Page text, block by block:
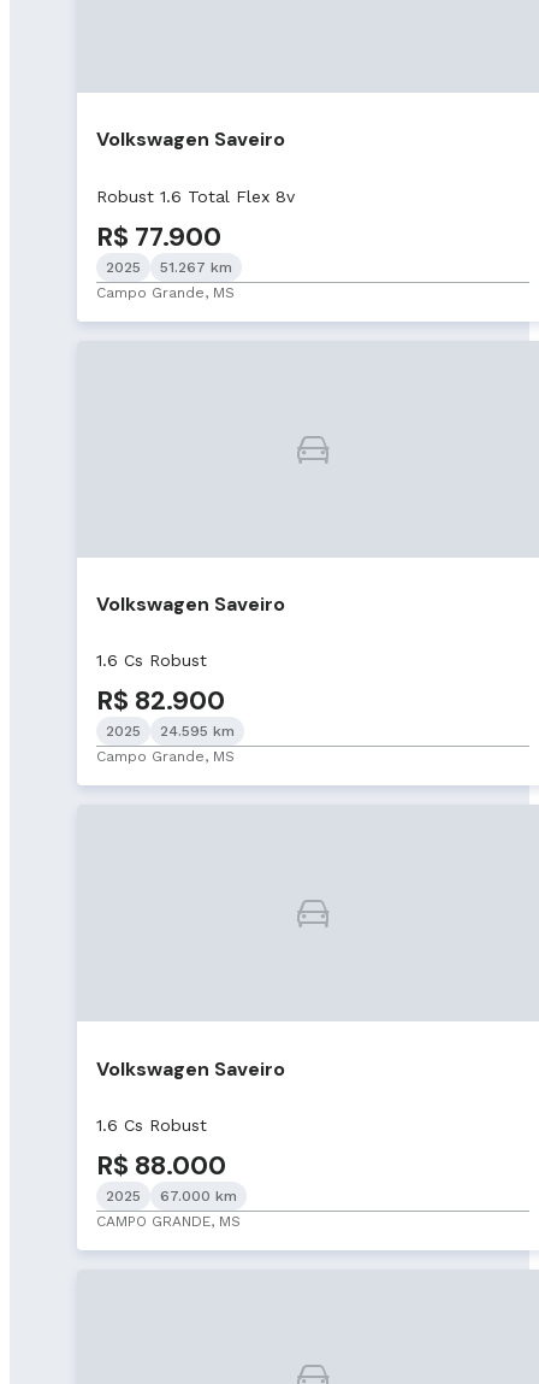
Volkswagen Saveiro
Robust 1.6 Total Flex 8v
R$ 77.900
2025
51.267 km
Campo Grande, MS
Volkswagen Saveiro
1.6 Cs Robust
R$ 82.900
2025
24.595 km
Campo Grande, MS
Volkswagen Saveiro
1.6 Cs Robust
R$ 88.000
2025
67.000 km
CAMPO GRANDE, MS